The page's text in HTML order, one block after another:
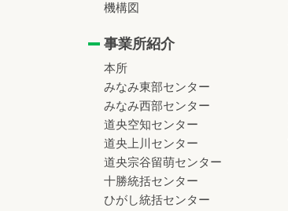
機構図
事業所紹介
本所
みなみ東部センター
みなみ西部センター
道央空知センター
道央上川センター
道央宗谷留萌センター
十勝統括センター
ひがし統括センター